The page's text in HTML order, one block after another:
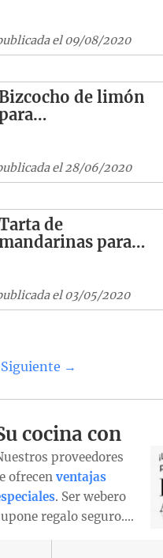
el 09/08/2020
de limón
el 28/06/2020
de
para…
el 03/05/2020
Siguiente →
cocina con
proveedores
ofrecen ventajas
. Ser webero
regalo seguro….